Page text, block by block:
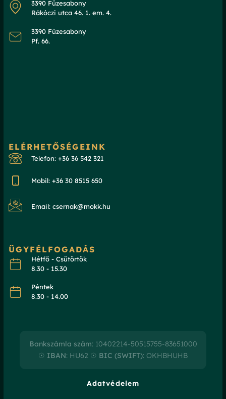
3390 Füzesabony
Rákóczi utca 46. 1. em. 4.
3390 Füzesabony
Pf. 66.
ELÉRHETŐSÉGEINK
Telefon: +36 36 542 321
Mobil: +36 30 8515 650
Email: csernak@mokk.hu
ÜGYFÉLFOGADÁS
Hétfő - Csütörtök
8.30 - 15.30
Péntek
8.30 - 14.00
Bankszámla szám: 10402214-50515755-83651000
☉ IBAN: HU62 ☉ BIC (SWIFT): OKHBHUHB
Adatvédelem